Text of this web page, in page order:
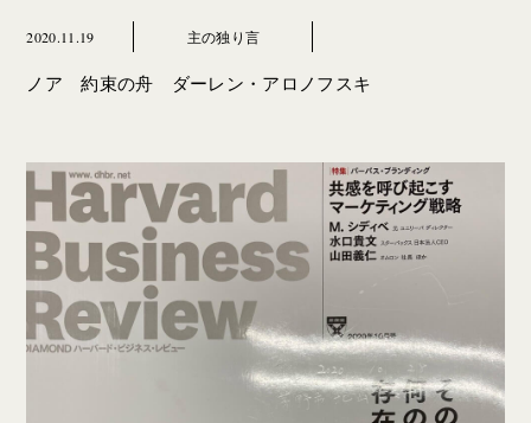
2020.11.19 主の独り言
ノア 約束の舟 ダーレン・アロノフスキ